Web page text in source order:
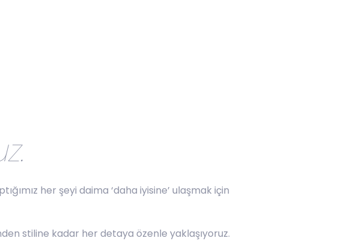
.
her şeyi daima ‘daha iyisine’ ulaşmak için
stiline kadar her detaya özenle yaklaşıyoruz.